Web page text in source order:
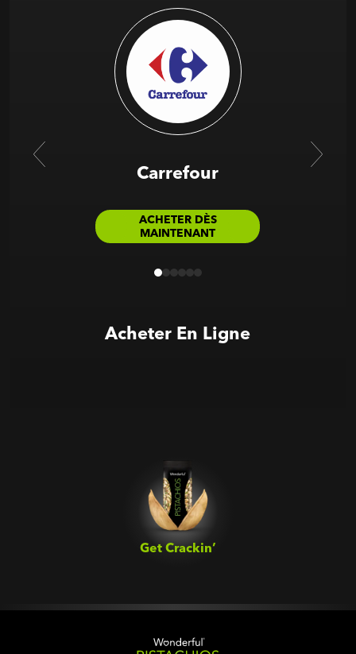
Carrefour
ACHETER DÈS
MAINTENANT
Acheter En Ligne
Get Crackin’‎